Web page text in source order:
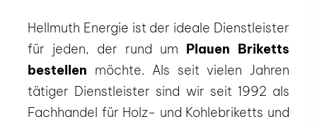
Hellmuth Energie ist der ideale Dienstleister
für jeden, der rund um Plauen Briketts
bestellen möchte. Als seit vielen Jahren
tätiger Dienstleister sind wir seit 1992 als
Fachhandel für Holz- und Kohlebriketts und